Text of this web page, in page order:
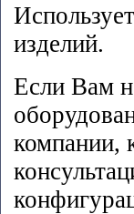
изделий.
Если Вам
компании,